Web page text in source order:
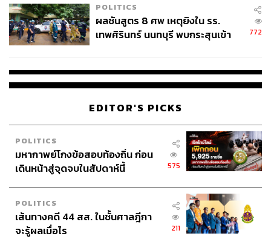
POLITICS
ผลชันสูตร 8 ศพ เหตุยิงใน รร.
เทพศิรินทร์ นนทบุรี พบกระสุนเข้า
772
EDITOR'S PICKS
POLITICS
มหากาพย์โกงข้อสอบท้องถิ่น ก่อน
เดินหน้าสู่จุดจบในสัปดาห์นี้
575
POLITICS
เส้นทางคดี 44 สส. ในชั้นศาลฎีกา
จะรู้ผลเมื่อไร
211